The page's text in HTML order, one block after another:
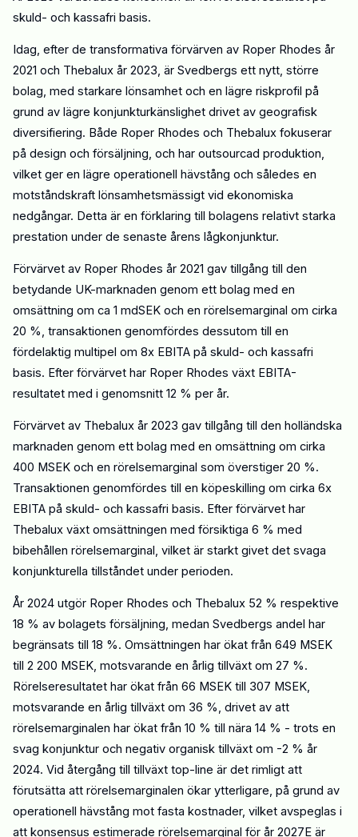
skuld- och kassafri basis.
Idag, efter de transformativa förvärven av Roper Rhodes år
2021 och Thebalux år 2023, är Svedbergs ett nytt, större
bolag, med starkare lönsamhet och en lägre riskprofil på
grund av lägre konjunkturkänslighet drivet av geografisk
diversifiering. Både Roper Rhodes och Thebalux fokuserar
på design och försäljning, och har outsourcad produktion,
vilket ger en lägre operationell hävstång och således en
motståndskraft lönsamhetsmässigt vid ekonomiska
nedgångar. Detta är en förklaring till bolagens relativt starka
prestation under de senaste årens lågkonjunktur.
Förvärvet av Roper Rhodes år 2021 gav tillgång till den
betydande UK-marknaden genom ett bolag med en
omsättning om ca 1 mdSEK och en rörelsemarginal om cirka
20 %, transaktionen genomfördes dessutom till en
fördelaktig multipel om 8x EBITA på skuld- och kassafri
basis. Efter förvärvet har Roper Rhodes växt EBITA-
resultatet med i genomsnitt 12 % per år.
Förvärvet av Thebalux år 2023 gav tillgång till den holländska
marknaden genom ett bolag med en omsättning om cirka
400 MSEK och en rörelsemarginal som överstiger 20 %.
Transaktionen genomfördes till en köpeskilling om cirka 6x
EBITA på skuld- och kassafri basis. Efter förvärvet har
Thebalux växt omsättningen med försiktiga 6 % med
bibehållen rörelsemarginal, vilket är starkt givet det svaga
konjunkturella tillståndet under perioden.
År 2024 utgör Roper Rhodes och Thebalux 52 % respektive
18 % av bolagets försäljning, medan Svedbergs andel har
begränsats till 18 %. Omsättningen har ökat från 649 MSEK
till 2 200 MSEK, motsvarande en årlig tillväxt om 27 %.
Rörelseresultatet har ökat från 66 MSEK till 307 MSEK,
motsvarande en årlig tillväxt om 36 %, drivet av att
rörelsemarginalen har ökat från 10 % till nära 14 % - trots en
svag konjunktur och negativ organisk tillväxt om -2 % år
2024. Vid återgång till tillväxt top-line är det rimligt att
förutsätta att rörelsemarginalen ökar ytterligare, på grund av
operationell hävstång mot fasta kostnader, vilket avspeglas i
att konsensus estimerade rörelsemarginal för år 2027E är